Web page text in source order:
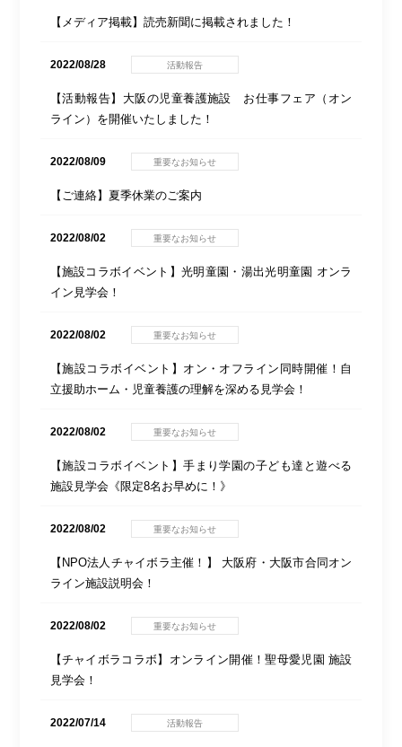
【メディア掲載】読売新聞に掲載されました！
2022/08/28 活動報告
【活動報告】大阪の児童養護施設 お仕事フェア（オン
ライン）を開催いたしました！
2022/08/09 重要なお知らせ
【ご連絡】夏季休業のご案内
2022/08/02 重要なお知らせ
【施設コラボイベント】光明童園・湯出光明童園 オンラ
イン見学会！
2022/08/02 重要なお知らせ
【施設コラボイベント】オン・オフライン同時開催！自
立援助ホーム・児童養護の理解を深める見学会！
2022/08/02 重要なお知らせ
【施設コラボイベント】手まり学園の子ども達と遊べる
施設見学会《限定8名お早めに！》
2022/08/02 重要なお知らせ
【NPO法人チャイボラ主催！】 大阪府・大阪市合同オン
ライン施設説明会！
2022/08/02 重要なお知らせ
【チャイボラコラボ】オンライン開催！聖母愛児園 施設
見学会！
2022/07/14 活動報告